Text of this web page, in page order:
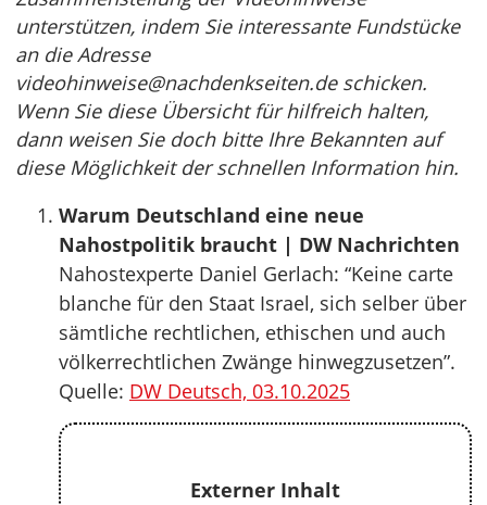
unterstützen, indem Sie interessante Fundstücke
an die Adresse
videohinweise@nachdenkseiten.deschicken.
Wenn Sie diese Übersicht für hilfreich halten,
dann weisen Sie doch bitte Ihre Bekannten auf
diese Möglichkeit der schnellen Information hin.
Warum Deutschland eine neue
Nahostpolitik braucht | DW Nachrichten
Nahostexperte Daniel Gerlach: “Keine carte
blanche für den Staat Israel, sich selber über
sämtliche rechtlichen, ethischen und auch
völkerrechtlichen Zwänge hinwegzusetzen”.
Quelle: DW Deutsch, 03.10.2025
Externer Inhalt